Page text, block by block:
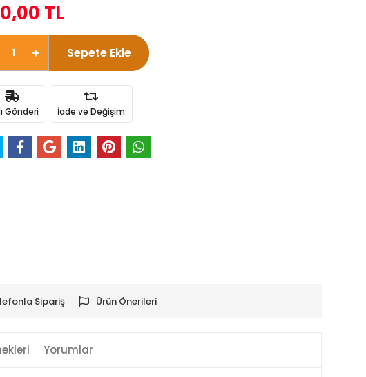
TL
Sepete Ekle
Gönderi İade ve Değişim
Sipariş Ürün Önerileri
Yorumlar